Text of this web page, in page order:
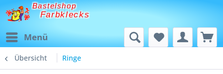
Bastelshop
Farbklecks
Menü
Übersicht Ringe